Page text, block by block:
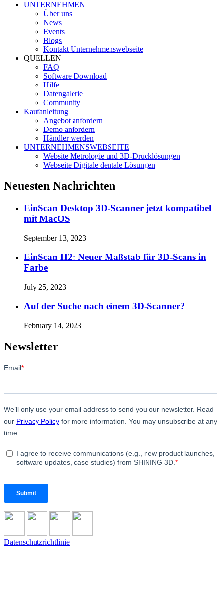
UNTERNEHMEN
Über uns
News
Events
Blogs
Kontakt Unternehmenswebseite
QUELLEN
FAQ
Software Download
Hilfe
Datengalerie
Community
Kaufanleitung
Angebot anfordern
Demo anfordern
Händler werden
UNTERNEHMENSWEBSEITE
Website Metrologie und 3D-Drucklösungen
Webseite Digitale dentale Lösungen
Neuesten Nachrichten
EinScan Desktop 3D-Scanner jetzt kompatibel
mit MacOS
September 13, 2023
EinScan H2: Neuer Maßstab für 3D-Scans in
Farbe
July 25, 2023
Auf der Suche nach einem 3D-Scanner?
February 14, 2023
Newsletter
Datenschutzrichtlinie